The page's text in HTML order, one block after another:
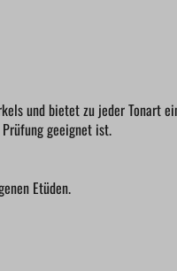
und bietet zu jeder Tonart
geeignet ist.
Etüden.